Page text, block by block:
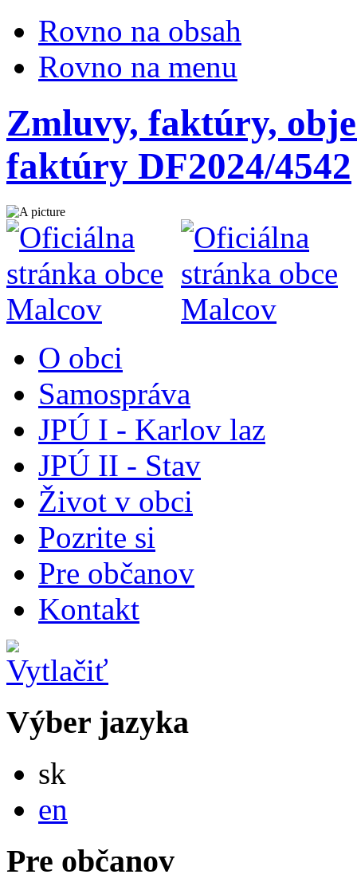
Rovno na obsah
Rovno na menu
Zmluvy, faktúry,
faktúry DF2024/4542
O obci
Samospráva
JPÚ I - Karlov laz
JPÚ II - Stav
Život v obci
Pozrite si
Pre občanov
Kontakt
Výber jazyka
sk
en
Pre občanov